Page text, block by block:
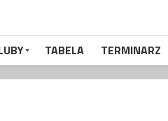
TABELA TERMINARZ